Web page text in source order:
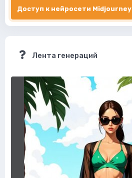
Доступ к нейросети Midjourney
Лента генераций